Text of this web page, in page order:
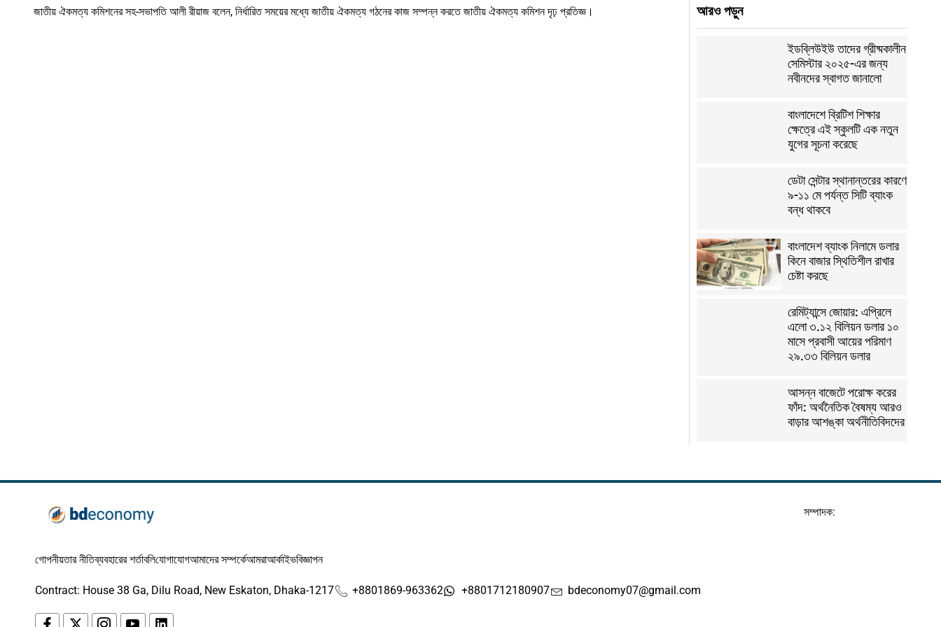
জাতীয় ঐকমত্য কমিশনের সহ-সভাপতি আলী রীয়াজ বলেন, নির্ধারিত সময়ের মধ্যে জাতীয় ঐকমত্য গঠনের কাজ সম্পন্ন করতে জাতীয় ঐকমত্য কমিশন দৃঢ় প্রতিজ্ঞ। আরও পড়ুন
ইডব্লিউইউ তাদের গ্রীষ্মকালীন
সেমিস্টার ২০২৫-এর জন্য
নবীনদের স্বাগত জানালো
বাংলাদেশে ব্রিটিশ শিক্ষার
ক্ষেত্রে এই স্কুলটি এক নতুন
যুগের সূচনা করেছে
ডেটা সেন্টার স্থানান্তরের কারণে
৯-১১ মে পর্যন্ত সিটি ব্যাংক
বন্ধ থাকবে
বাংলাদেশ ব্যাংক নিলামে ডলার
কিনে বাজার স্থিতিশীল রাখার
চেষ্টা করছে
রেমিট্যান্সে জোয়ার: এপ্রিলে
এলো ৩.১২ বিলিয়ন ডলার ১০
মাসে প্রবাসী আয়ের পরিমাণ
২৯.৩৩ বিলিয়ন ডলার
আসন্ন বাজেটে পরোক্ষ করের
ফাঁদ: অর্থনৈতিক বৈষম্য আরও
বাড়ার আশঙ্কা অর্থনীতিবিদদের
সম্পাদক:
গোপনীয়তার নীতিব্যবহারের শর্তাবলিযোগাযোগআমাদের সম্পর্কেআমরাআর্কাইভবিজ্ঞাপন
Contract: House 38 Ga, Dilu Road, New Eskaton, Dhaka-1217 +8801869-963362 +8801712180907 bdeconomy07@gmail.com